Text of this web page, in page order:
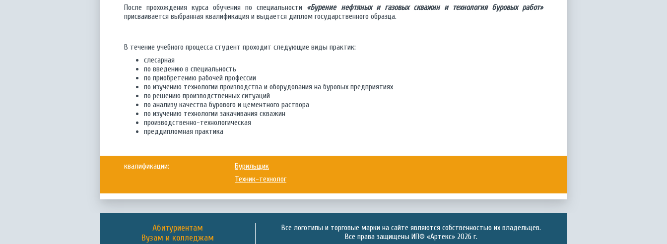
После прохождения курса обучения по специальности «Бурение нефтяных и газовых скважин и технология буровых работ»
присваивается выбранная квалификация и выдается диплом государственного образца.
В течение учебного процесса студент проходит следующие виды практик:
слесарная
по введению в специальность
по приобретению рабочей профессии
по изучению технологии производства и оборудования на буровых предприятиях
по решению производственных ситуаций
по анализу качества бурового и цементного раствора
по изучению технологии закачивания скважин
производственно-технологическая
преддипломная практика
квалификации:
Бурильщик
Техник-технолог
Абитуриентам
Вузам и колледжам
Все логотипы и торговые марки на сайте являются собственностью их владельцев.
Все права защищены ИПФ «Артекс» 2026 г.